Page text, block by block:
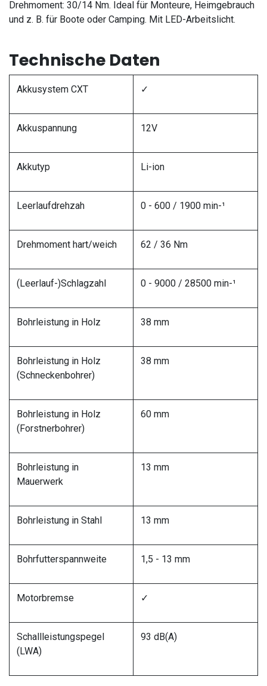
Drehmoment: 30/14 Nm. Ideal für Monteure, Heimgebrauch
und z. B. für Boote oder Camping. Mit LED-Arbeitslicht.
Technische Daten
Akkusystem CXT ✓
Akkuspannung 12V
Akkutyp Li-ion
Leerlaufdrehzah 0 - 600 / 1900 min-¹
Drehmoment hart/weich 62 / 36 Nm
(Leerlauf-)Schlagzahl 0 - 9000 / 28500 min-¹
Bohrleistung in Holz 38 mm
Bohrleistung in Holz
(Schneckenbohrer)
38 mm
Bohrleistung in Holz
(Forstnerbohrer)
60 mm
Bohrleistung in
Mauerwerk
13 mm
Bohrleistung in Stahl 13 mm
Bohrfutterspannweite 1,5 - 13 mm
Motorbremse ✓
Schallleistungspegel
(LWA)
93 dB(A)